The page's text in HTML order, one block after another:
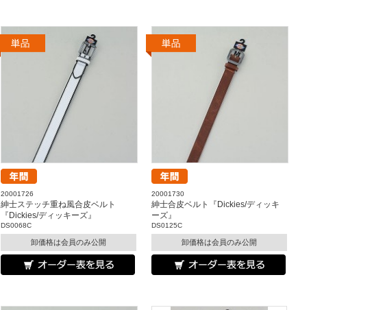
20001726
紳士ステッチ重ね風合皮ベルト
『Dickies/ディッキーズ』
DS0068C
卸価格は会員のみ公開
20001730
紳士合皮ベルト『Dickies/ディッキ
ーズ』
DS0125C
卸価格は会員のみ公開